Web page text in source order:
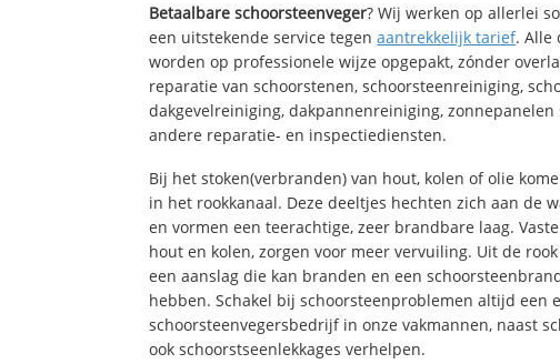
Betaalbare schoorsteenveger? Wij werken op allerlei
een uitstekende service tegenaantrekkelijk tarief. Alle
worden op professionele wijze opgepakt, zónder
reparatie van schoorstenen, schoorsteenreiniging,
dakgevelreiniging, dakpannenreiniging, zonnepanelen
andere reparatie- en inspectiediensten.
Bij het stoken(verbranden) van hout, kolen of olie
in het rookkanaal. Deze deeltjes hechten zich aan de
en vormen een teerachtige, zeer brandbare laag.
hout en kolen, zorgen voor meer vervuiling. Uit de
een aanslag die kan branden en een
hebben. Schakel bij schoorsteenproblemen altijd een
schoorsteenvegersbedrijf in onze vakmannen, naast
ook schoorstseenlekkages verhelpen.